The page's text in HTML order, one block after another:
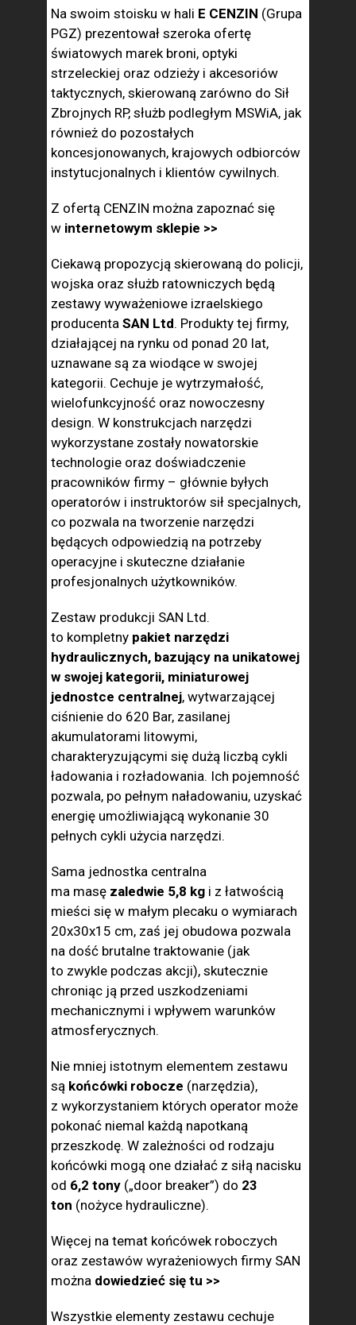
Na swoim stoisku w hali E CENZIN (Grupa
PGZ) prezentował szeroka ofertę
światowych marek broni, optyki
strzeleckiej oraz odzieży i akcesoriów
taktycznych, skierowaną zarówno do Sił
Zbrojnych RP, służb podległym MSWiA, jak
również do pozostałych
koncesjonowanych, krajowych odbiorców
instytucjonalnych i klientów cywilnych.
Z ofertą CENZIN można zapoznać się
w internetowym sklepie >>
Ciekawą propozycją skierowaną do policji,
wojska oraz służb ratowniczych będą
zestawy wyważeniowe izraelskiego
producenta SAN Ltd. Produkty tej firmy,
działającej na rynku od ponad 20 lat,
uznawane są za wiodące w swojej
kategorii. Cechuje je wytrzymałość,
wielofunkcyjność oraz nowoczesny
design. W konstrukcjach narzędzi
wykorzystane zostały nowatorskie
technologie oraz doświadczenie
pracowników firmy – głównie byłych
operatorów i instruktorów sił specjalnych,
co pozwala na tworzenie narzędzi
będących odpowiedzią na potrzeby
operacyjne i skuteczne działanie
profesjonalnych użytkowników.
Zestaw produkcji SAN Ltd.
to kompletny pakiet narzędzi
hydraulicznych, bazujący na unikatowej
w swojej kategorii, miniaturowej
jednostce centralnej, wytwarzającej
ciśnienie do 620 Bar, zasilanej
akumulatorami litowymi,
charakteryzującymi się dużą liczbą cykli
ładowania i rozładowania. Ich pojemność
pozwala, po pełnym naładowaniu, uzyskać
energię umożliwiającą wykonanie 30
pełnych cykli użycia narzędzi.
Sama jednostka centralna
ma masę zaledwie 5,8 kg i z łatwością
mieści się w małym plecaku o wymiarach
20x30x15 cm, zaś jej obudowa pozwala
na dość brutalne traktowanie (jak
to zwykle podczas akcji), skutecznie
chroniąc ją przed uszkodzeniami
mechanicznymi i wpływem warunków
atmosferycznych.
Nie mniej istotnym elementem zestawu
są końcówki robocze (narzędzia),
z wykorzystaniem których operator może
pokonać niemal każdą napotkaną
przeszkodę. W zależności od rodzaju
końcówki mogą one działać z siłą nacisku
od 6,2 tony („door breaker”) do 23
ton (nożyce hydrauliczne).
Więcej na temat końcówek roboczych
oraz zestawów wyrażeniowych firmy SAN
można dowiedzieć się tu >>
Wszystkie elementy zestawu cechuje